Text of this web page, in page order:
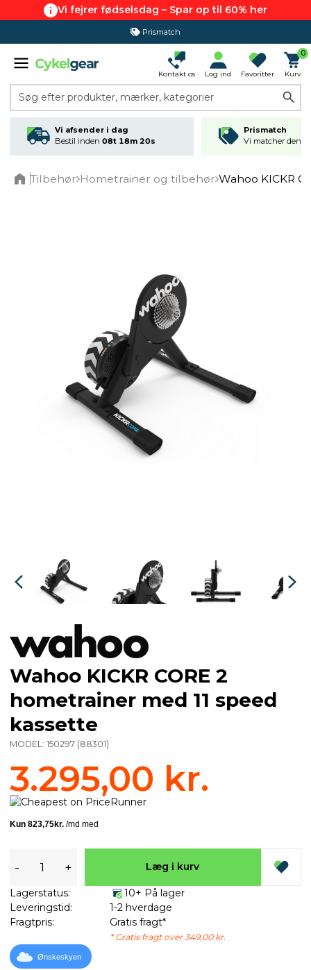
Vi fejrer fødselsdag – Spar op til 60% her
Kontakt os Log ind Favoritter
0
Kurv
Søg efter produkter, mærker, kategorier
Vi afsender i dag
Bestil inden 08t 18m 20s
Prismatch
Vi matcher den
Tilbehør Hometrainer og tilbehør Wahoo KICKR
Wahoo KICKR CORE 2
hometrainer med 11 speed
kassette
MODEL: 150297 (88301)
3.295,00 kr.
- + Læg i kurv
Lagerstatus:
10+ På lager
Leveringstid:
1-2 hverdage
Fragtpris:
Gratis fragt*
* Gratis fragt over 349,00 kr.
Ønskeskyen